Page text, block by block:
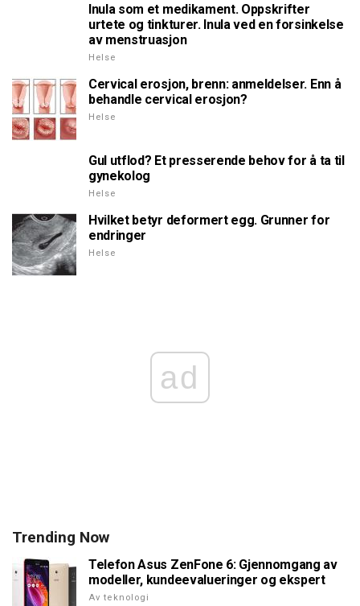
Inula som et medikament. Oppskrifter
urtete og tinkturer. Inula ved en forsinkelse
av menstruasjon
Helse
Cervical erosjon, brenn: anmeldelser. Enn å
behandle cervical erosjon?
Helse
Gul utflod? Et presserende behov for å ta til
gynekolog
Helse
Hvilket betyr deformert egg. Grunner for
endringer
Helse
ad
Trending Now
Telefon Asus ZenFone 6: Gjennomgang av
modeller, kundeevalueringer og ekspert
Av teknologi